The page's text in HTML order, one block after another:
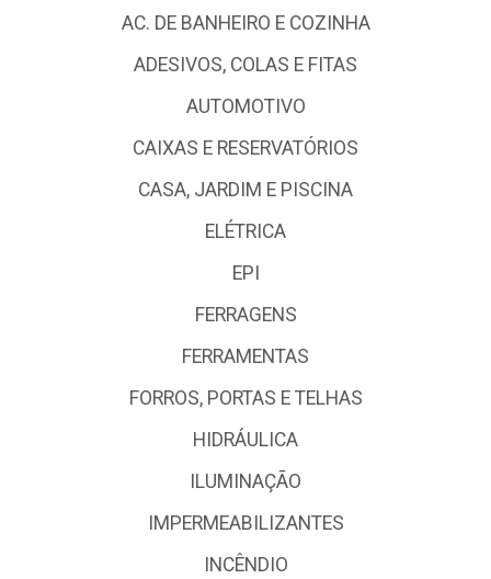
AC. DE BANHEIRO E COZINHA
ADESIVOS, COLAS E FITAS
AUTOMOTIVO
CAIXAS E RESERVATÓRIOS
CASA, JARDIM E PISCINA
ELÉTRICA
EPI
FERRAGENS
FERRAMENTAS
FORROS, PORTAS E TELHAS
HIDRÁULICA
ILUMINAÇÃO
IMPERMEABILIZANTES
INCÊNDIO